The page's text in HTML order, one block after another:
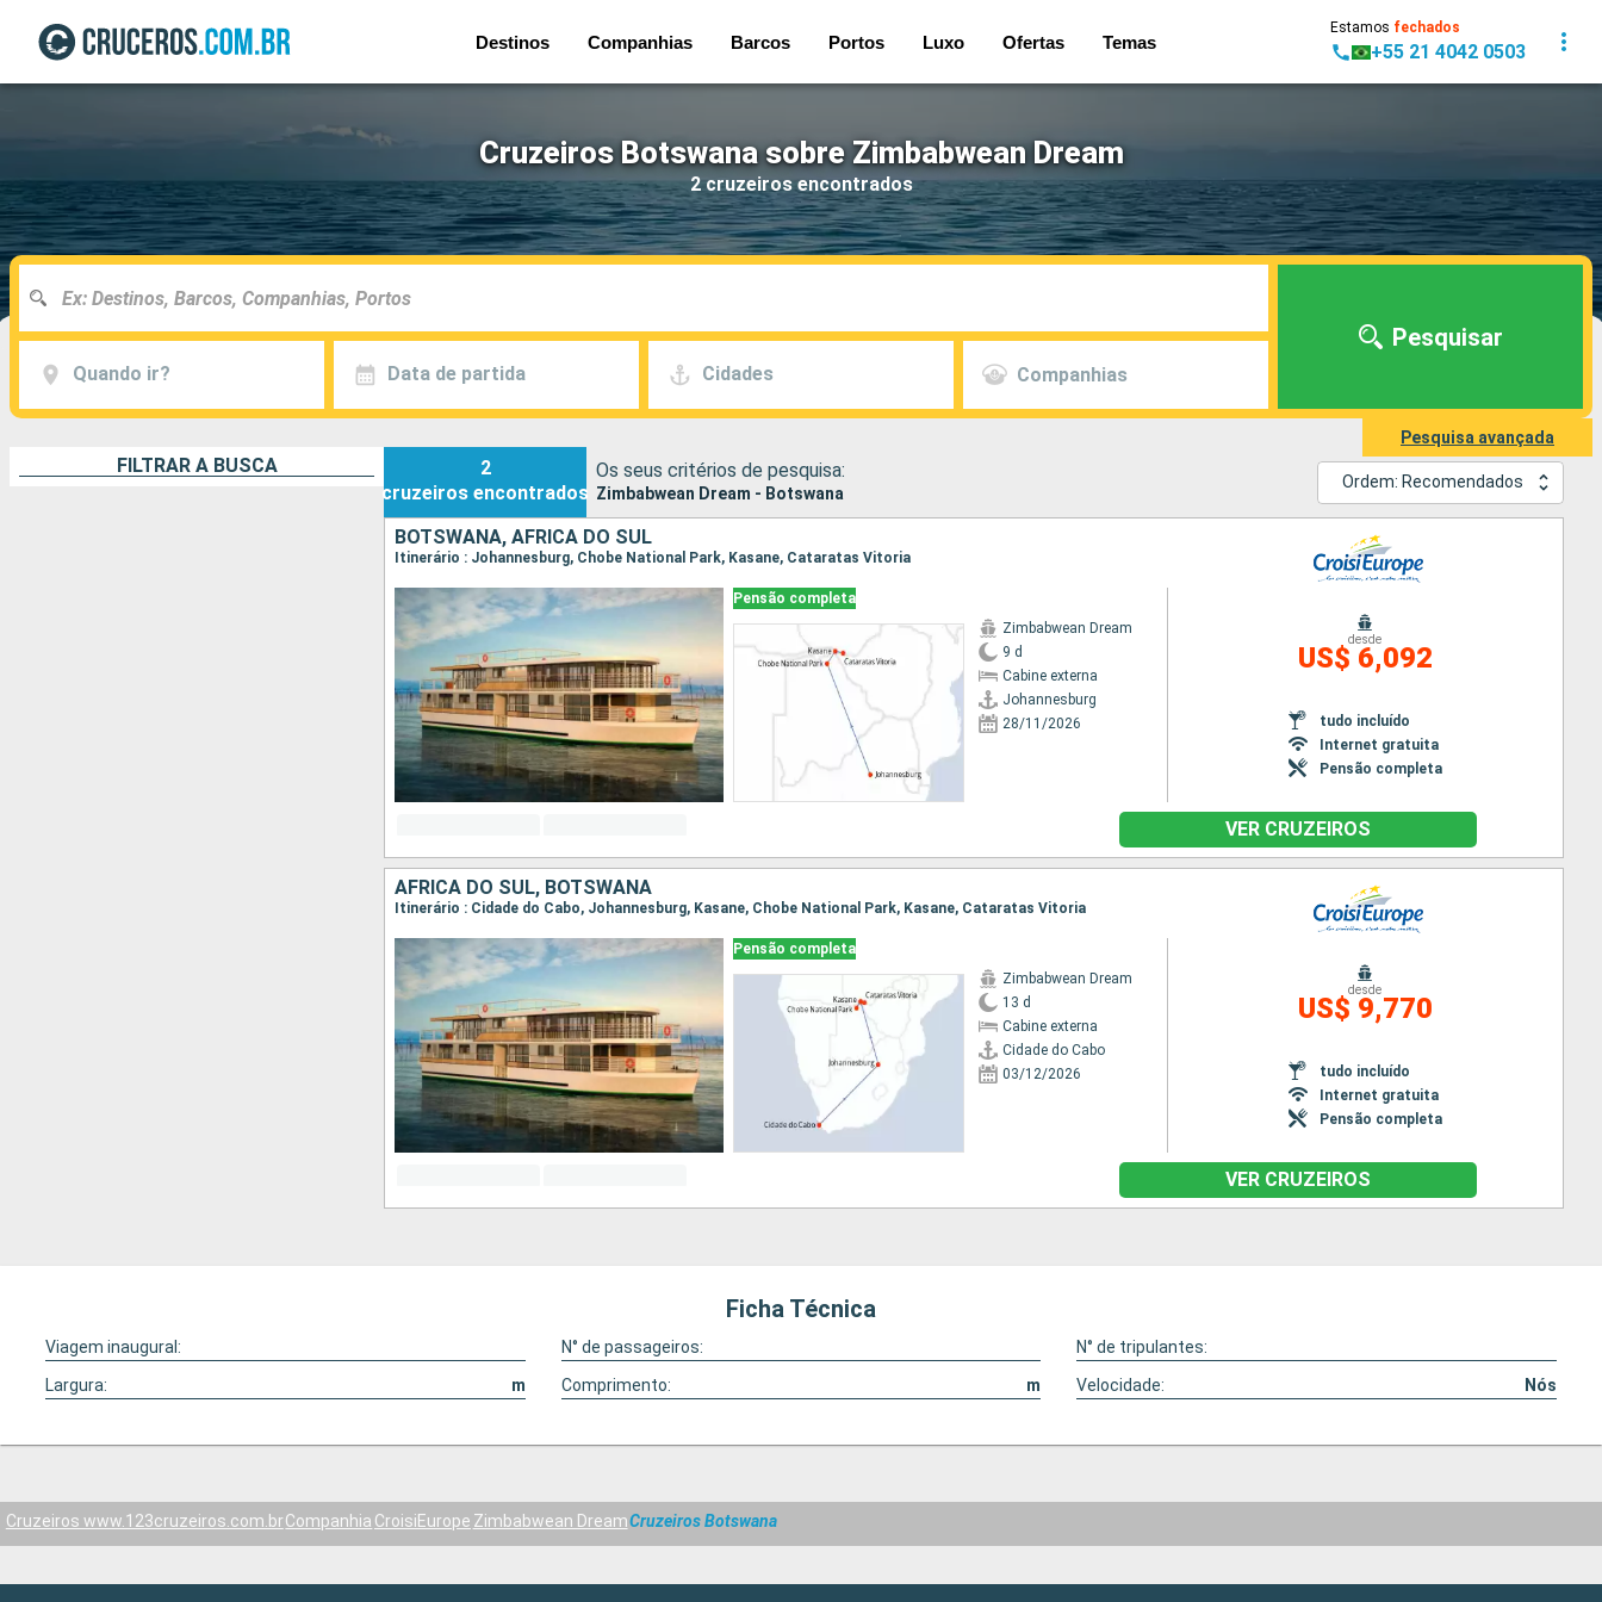
Destinos Companhias Barcos Portos Luxo Ofertas Temas
Estamos fechados
+55 21 4042 0503
Cruzeiros Botswana sobre Zimbabwean Dream
2 cruzeiros encontrados
Quando ir? Data de partida Cidades Companhias
Pesquisar
Pesquisa avançada
FILTRAR A BUSCA
2
cruzeiros encontrados
Os seus critérios de pesquisa:
Zimbabwean Dream - Botswana
Ordem: Recomendados
BOTSWANA, AFRICA DO SUL
Itinerário : Johannesburg, Chobe National Park, Kasane, Cataratas Vitoria
Pensão completa
Zimbabwean Dream
9 d
Cabine externa
Johannesburg
28/11/2026
desde
US$ 6,092
tudo incluído
Internet gratuita
Pensão completa
VER CRUZEIROS
AFRICA DO SUL, BOTSWANA
Itinerário : Cidade do Cabo, Johannesburg, Kasane, Chobe National Park, Kasane, Cataratas Vitoria
Pensão completa
Zimbabwean Dream
13 d
Cabine externa
Cidade do Cabo
03/12/2026
desde
US$ 9,770
tudo incluído
Internet gratuita
Pensão completa
VER CRUZEIROS
Ficha Técnica
Viagem inaugural: N° de passageiros:
N° de tripulantes:
Largura:
m Comprimento: m Velocidade: Nós
Cruzeiros www.123cruzeiros.com.brCompanhia CroisiEurope Zimbabwean DreamCruzeiros Botswana